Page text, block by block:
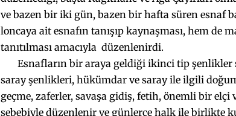
ve bazen bir iki gün, bazen bir hafta süren esnaf
loncaya ait esnafın tanışıp kaynaşması, hem de
tanıtılması amacıyla düzenlenirdi.
Esnafların bir araya geldiği ikinci tip şenlikler
saray şenlikleri, hükümdar ve saray ile ilgili
geçme, zaferler, savaşa gidiş, fetih, önemli bir
sebebiyle düzenlenir ve günlerce halk ile birlikte